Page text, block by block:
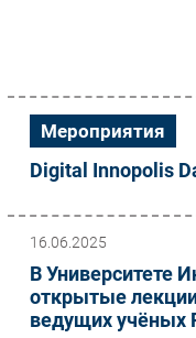
Мероприятия
Digital Innopolis
16.06.2025
В Университете
открытые
ведущих учёных